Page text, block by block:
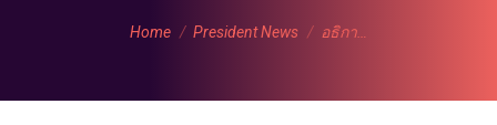
You are here:
Home President News อธิกา…